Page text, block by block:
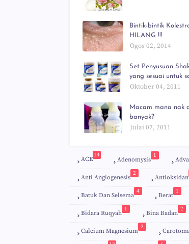
Bintik-bintik
HILANG !!!
Ogos 02, 2014
Set Penyusuan
yang sesuai untuk
Oktober 04, 2011
Macam mana nak
banyak?
Julai 07, 2011
ACE
14
Adenomysis
1
Anti Angiogenesis
2
Antioksidan
Batuk Dan Selsema
4
Berat
1
Bidara Ruqyah
1
Bina Badan
2
Calcium Magnesium
2